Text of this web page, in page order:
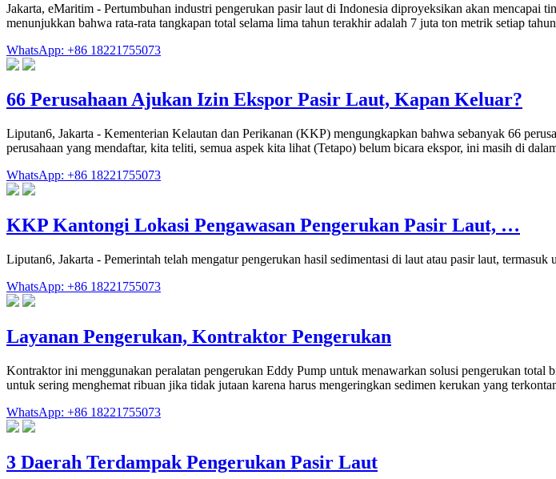
Jakarta, eMaritim - Pertumbuhan industri pengerukan pasir laut di Indonesia diproyeksikan akan mencapai
menunjukkan bahwa rata-rata tangkapan total selama lima tahun terakhir adalah 7 juta ton metrik setiap
WhatsApp: +86 18221755073
66 Perusahaan Ajukan Izin Ekspor Pasir Laut, Kapan Keluar?
Liputan6, Jakarta - Kementerian Kelautan dan Perikanan (KKP) mengungkapkan bahwa sebanyak 66
perusahaan yang mendaftar, kita teliti, semua aspek kita lihat (Tetapo) belum bicara ekspor, ini masih di
WhatsApp: +86 18221755073
KKP Kantongi Lokasi Pengawasan Pengerukan Pasir Laut, …
Liputan6, Jakarta - Pemerintah telah mengatur pengerukan hasil sedimentasi di laut atau pasir laut,
WhatsApp: +86 18221755073
Layanan Pengerukan, Kontraktor Pengerukan
Kontraktor ini menggunakan peralatan pengerukan Eddy Pump untuk menawarkan solusi pengerukan
untuk sering menghemat ribuan jika tidak jutaan karena harus mengeringkan sedimen kerukan yang
WhatsApp: +86 18221755073
3 Daerah Terdampak Pengerukan Pasir Laut